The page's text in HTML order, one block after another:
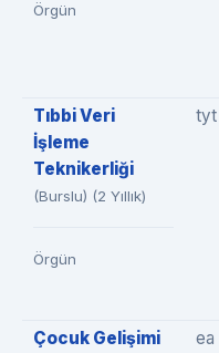
Örgün
Tıbbi Veri
İşleme
Teknikerliği
(Burslu) (2 Yıllık)
Örgün
tyt
Çocuk Gelişimi ea